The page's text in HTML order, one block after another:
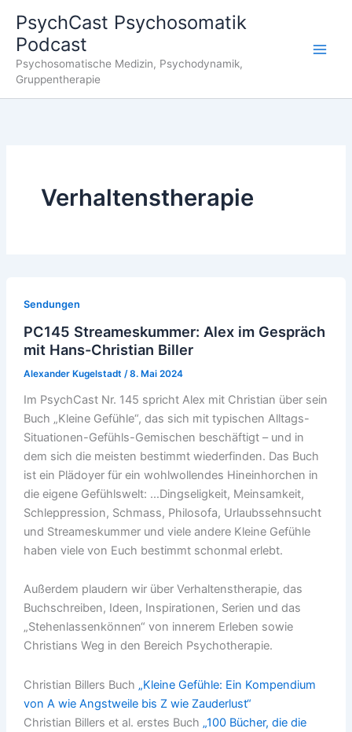
Inhalt
springen
PsychCast Psychosomatik
Podcast
Psychosomatische Medizin, Psychodynamik,
Gruppentherapie
Verhaltenstherapie
Sendungen
PC145 Streameskummer: Alex im Gespräch
mit Hans-Christian Biller
Alexander Kugelstadt /8. Mai 2024
Im PsychCast Nr. 145 spricht Alex mit Christian über sein
Buch „Kleine Gefühle“, das sich mit typischen Alltags-
Situationen-Gefühls-Gemischen beschäftigt – und in
dem sich die meisten bestimmt wiederfinden. Das Buch
ist ein Plädoyer für ein wohlwollendes Hineinhorchen in
die eigene Gefühlswelt: …Dingseligkeit, Meinsamkeit,
Schleppression, Schmass, Philosofa, Urlaubssehnsucht
und Streameskummer und viele andere Kleine Gefühle
haben viele von Euch bestimmt schonmal erlebt.
Außerdem plaudern wir über Verhaltenstherapie, das
Buchschreiben, Ideen, Inspirationen, Serien und das
„Stehenlassenkönnen“ von innerem Erleben sowie
Christians Weg in den Bereich Psychotherapie.
Christian Billers Buch „Kleine Gefühle: Ein Kompendium
von A wie Angstweile bis Z wie Zauderlust“
Christian Billers et al. erstes Buch „100 Bücher, die die